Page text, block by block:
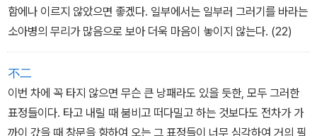
함에나 이르지 않았으면 좋겠다. 일부에서는 일부러 그러기를 바라는
소아병의 무리가 많음으로 보아 더욱 마음이 놓이지 않는다. (22)
不二
이번 차에 꼭 타지 않으면 무슨 큰 낭패라도 있을 듯한, 모두 그러한
표정들이다. 타고 내릴 때 붐비고 떠다밀고 하는 것보다도 전차가 가
까이 갔을 때 창문을 향하여 오는 그 표정들이 너무 심각하여 거의 필